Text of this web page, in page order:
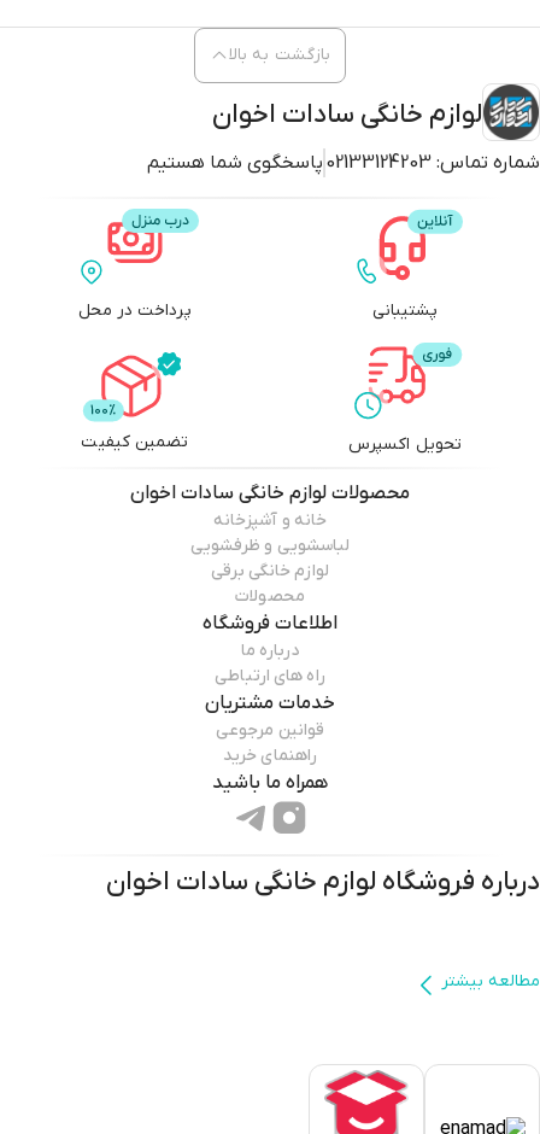
لوازم خانگی سادات اخوان
شماره تماس: 02133124203 پاسخگوی شما هستیم
بازگشت به بالا
پشتیبانی پرداخت در محل
تحویل اکسپرس تضمین کیفیت
محصولات لوازم خانگی سادات اخوان
خانه و آشپزخانه
لباسشویی و ظرفشویی
لوازم خانگی برقی
محصولات
اطلاعات فروشگاه
درباره ما
راه های ارتباطی
خدمات مشتریان
قوانین مرجوعی
راهنمای خرید
همراه ما باشید
درباره فروشگاه لوازم خانگی سادات اخوان
مطالعه بیشتر